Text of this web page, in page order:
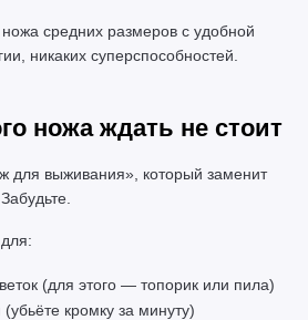
средних размеров с удобной
никаких суперспособностей.
ножа ждать не стоит
для выживания», который заменит
(для этого — топорик или пила)
кромку за минуту)